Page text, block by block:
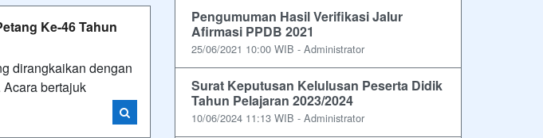
Ke-46 Tahun
dirangkaikan dengan
bertajuk
Pengumuman Hasil Verifikasi Jalur
Afirmasi PPDB 2021
25/06/2021 10:00 WIB - Administrator
Surat Keputusan Kelulusan Peserta Didik
Tahun Pelajaran 2023/2024
10/06/2024 11:13 WIB - Administrator